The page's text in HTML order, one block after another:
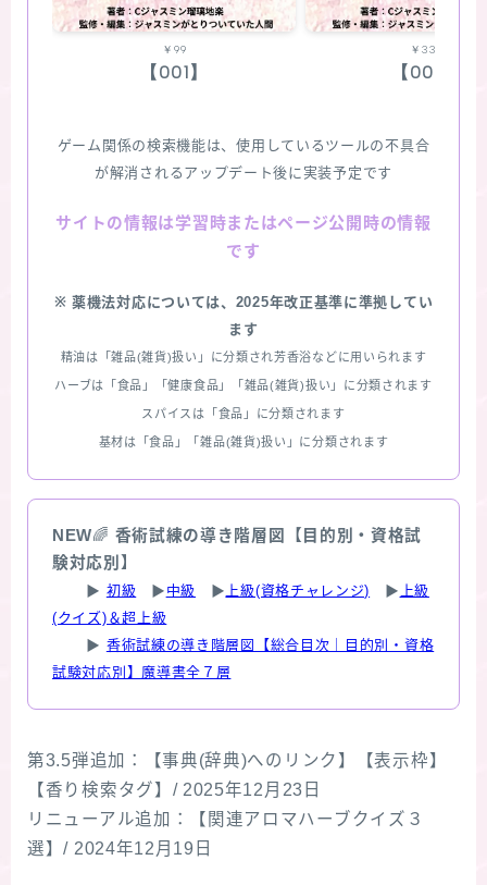
￥99
【001】
￥330
【002】
ゲーム関係の検索機能は、使用しているツールの不具合
が解消されるアップデート後に実装予定です
サイトの情報は学習時またはページ公開時の情報
です
※ 薬機法対応については、2025年改正基準に準拠してい
ます
精油は「雑品(雑貨)扱い」に分類され芳香浴などに用いられます
ハーブは「食品」「健康食品」「雑品(雑貨)扱い」に分類されます
スパイスは「食品」に分類されます
基材は「食品」「雑品(雑貨)扱い」に分類されます
NEW🌈 香術試練の導き階層図【目的別・資格試
験対応別】
▶ 初級 ▶ 中級 ▶ 上級(資格チャレンジ) ▶ 上級
(クイズ)＆超上級
▶ 香術試練の導き階層図【総合目次｜目的別・資格
試験対応別】魔導書全７層
第3.5弾追加：【事典(辞典)へのリンク】【表示枠】
【香り検索タグ】/ 2025年12月23日
リニューアル追加：【関連アロマハーブクイズ３
選】/ 2024年12月19日